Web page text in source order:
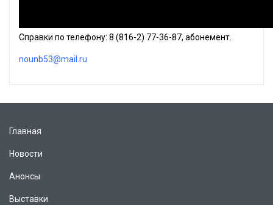
Справки по телефону: 8 (816-2) 77-36-87, абонемент.
nounb53@mail.ru
Главная
Новости
Анонсы
Выставки